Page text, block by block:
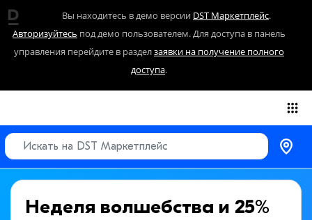
Вы находитесь в демо версии DST Маркетплейс.
Авторизуйтесь под демо пользователем. Для доступа в панель
управления перейдите в разделзаявки на получение полного
доступа.
Неделя волшебства и 25%